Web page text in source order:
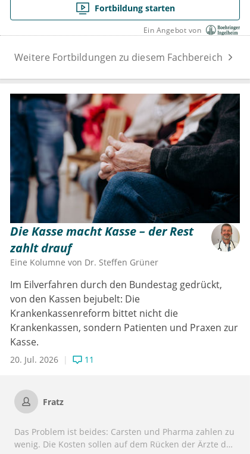
Fortbildung starten
Ein Angebot von
Weitere Fortbildungen zu diesem Fachbereich
Die Kasse macht Kasse – der Rest
zahlt drauf
Eine Kolumne von Dr. Steffen Grüner
Im Eilverfahren durch den Bundestag gedrückt,
von den Kassen bejubelt: Die
Krankenkassenreform bittet nicht die
Krankenkassen, sondern Patienten und Praxen zur
Kasse.
20. Jul. 2026 11
Fratz
Das Problem ist beides: Carsten und Pharma zahlen zu
wenig. Die Kosten sollen auf dem Rücken der Ärzte des